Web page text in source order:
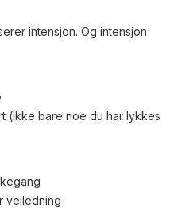
intensjon. Og intensjon
(ikke bare noe du har lykkes
veiledning